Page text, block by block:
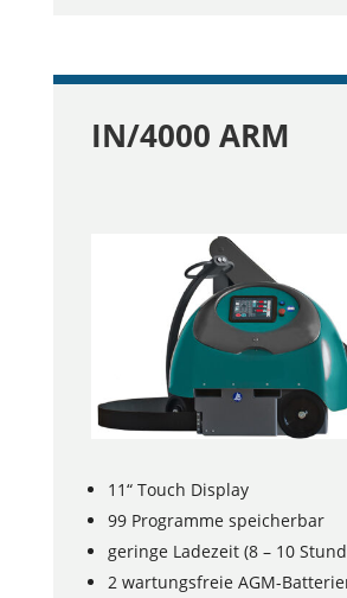
IN/4000 ARM
11“ Touch Display
99 Programme speicherbar
geringe Ladezeit (8 – 10
2 wartungsfreie AGM-